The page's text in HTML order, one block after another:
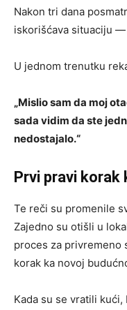
Nakon tri dana
iskorišćava situaciju
U jednom trenutku
„Mislio sam da moj
sada vidim da ste
nedostajalo.“
Prvi pravi korak
Te reči su promenile
Zajedno su otišli u
proces za privremeno
korak ka novoj
Kada su se vratili